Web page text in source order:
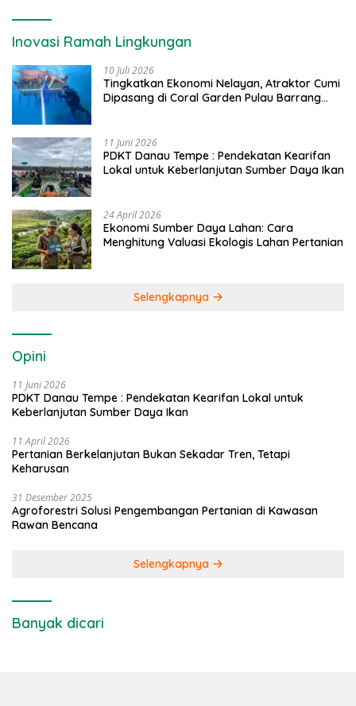
Inovasi Ramah Lingkungan
10 Juli 2026
Tingkatkan Ekonomi Nelayan, Atraktor Cumi
Dipasang di Coral Garden Pulau Barrang
11 Juni 2026
PDKT Danau Tempe : Pendekatan Kearifan
Lokal untuk Keberlanjutan Sumber Daya Ikan
24 April 2026
Ekonomi Sumber Daya Lahan: Cara
Menghitung Valuasi Ekologis Lahan Pertanian
Selengkapnya
Opini
11 Juni 2026
PDKT Danau Tempe : Pendekatan Kearifan Lokal untuk
Keberlanjutan Sumber Daya Ikan
11 April 2026
Pertanian Berkelanjutan Bukan Sekadar Tren, Tetapi
Keharusan
31 Desember 2025
Agroforestri Solusi Pengembangan Pertanian di Kawasan
Rawan Bencana
Selengkapnya
Banyak dicari